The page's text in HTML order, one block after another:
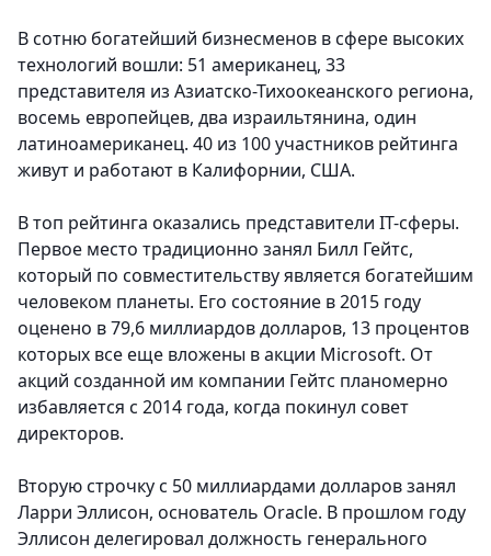
В сотню богатейший бизнесменов в сфере высоких
технологий вошли: 51 американец, 33
представителя из Азиатско-Тихоокеанского региона,
восемь европейцев, два израильтянина, один
латиноамериканец. 40 из 100 участников рейтинга
живут и работают в Калифорнии, США.
В топ рейтинга оказались представители IT-сферы.
Первое место традиционно занял Билл Гейтс,
который по совместительству является богатейшим
человеком планеты. Его состояние в 2015 году
оценено в 79,6 миллиардов долларов, 13 процентов
которых все еще вложены в акции Microsoft. От
акций созданной им компании Гейтс планомерно
избавляется с 2014 года, когда покинул совет
директоров.
Вторую строчку с 50 миллиардами долларов занял
Ларри Эллисон, основатель Oracle. В прошлом году
Эллисон делегировал должность генерального